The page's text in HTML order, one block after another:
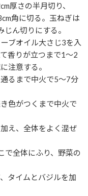
厚さの半月切り、
角に切る。玉ねぎは
ん切りにする。
ブオイル大さじ3を入
香りが立つまで1〜2
注意する。
るまで中火で5〜7分
色がつくまで中火で
え、全体をよく混ぜ
で全体にふり、野菜の
タイムとバジルを加